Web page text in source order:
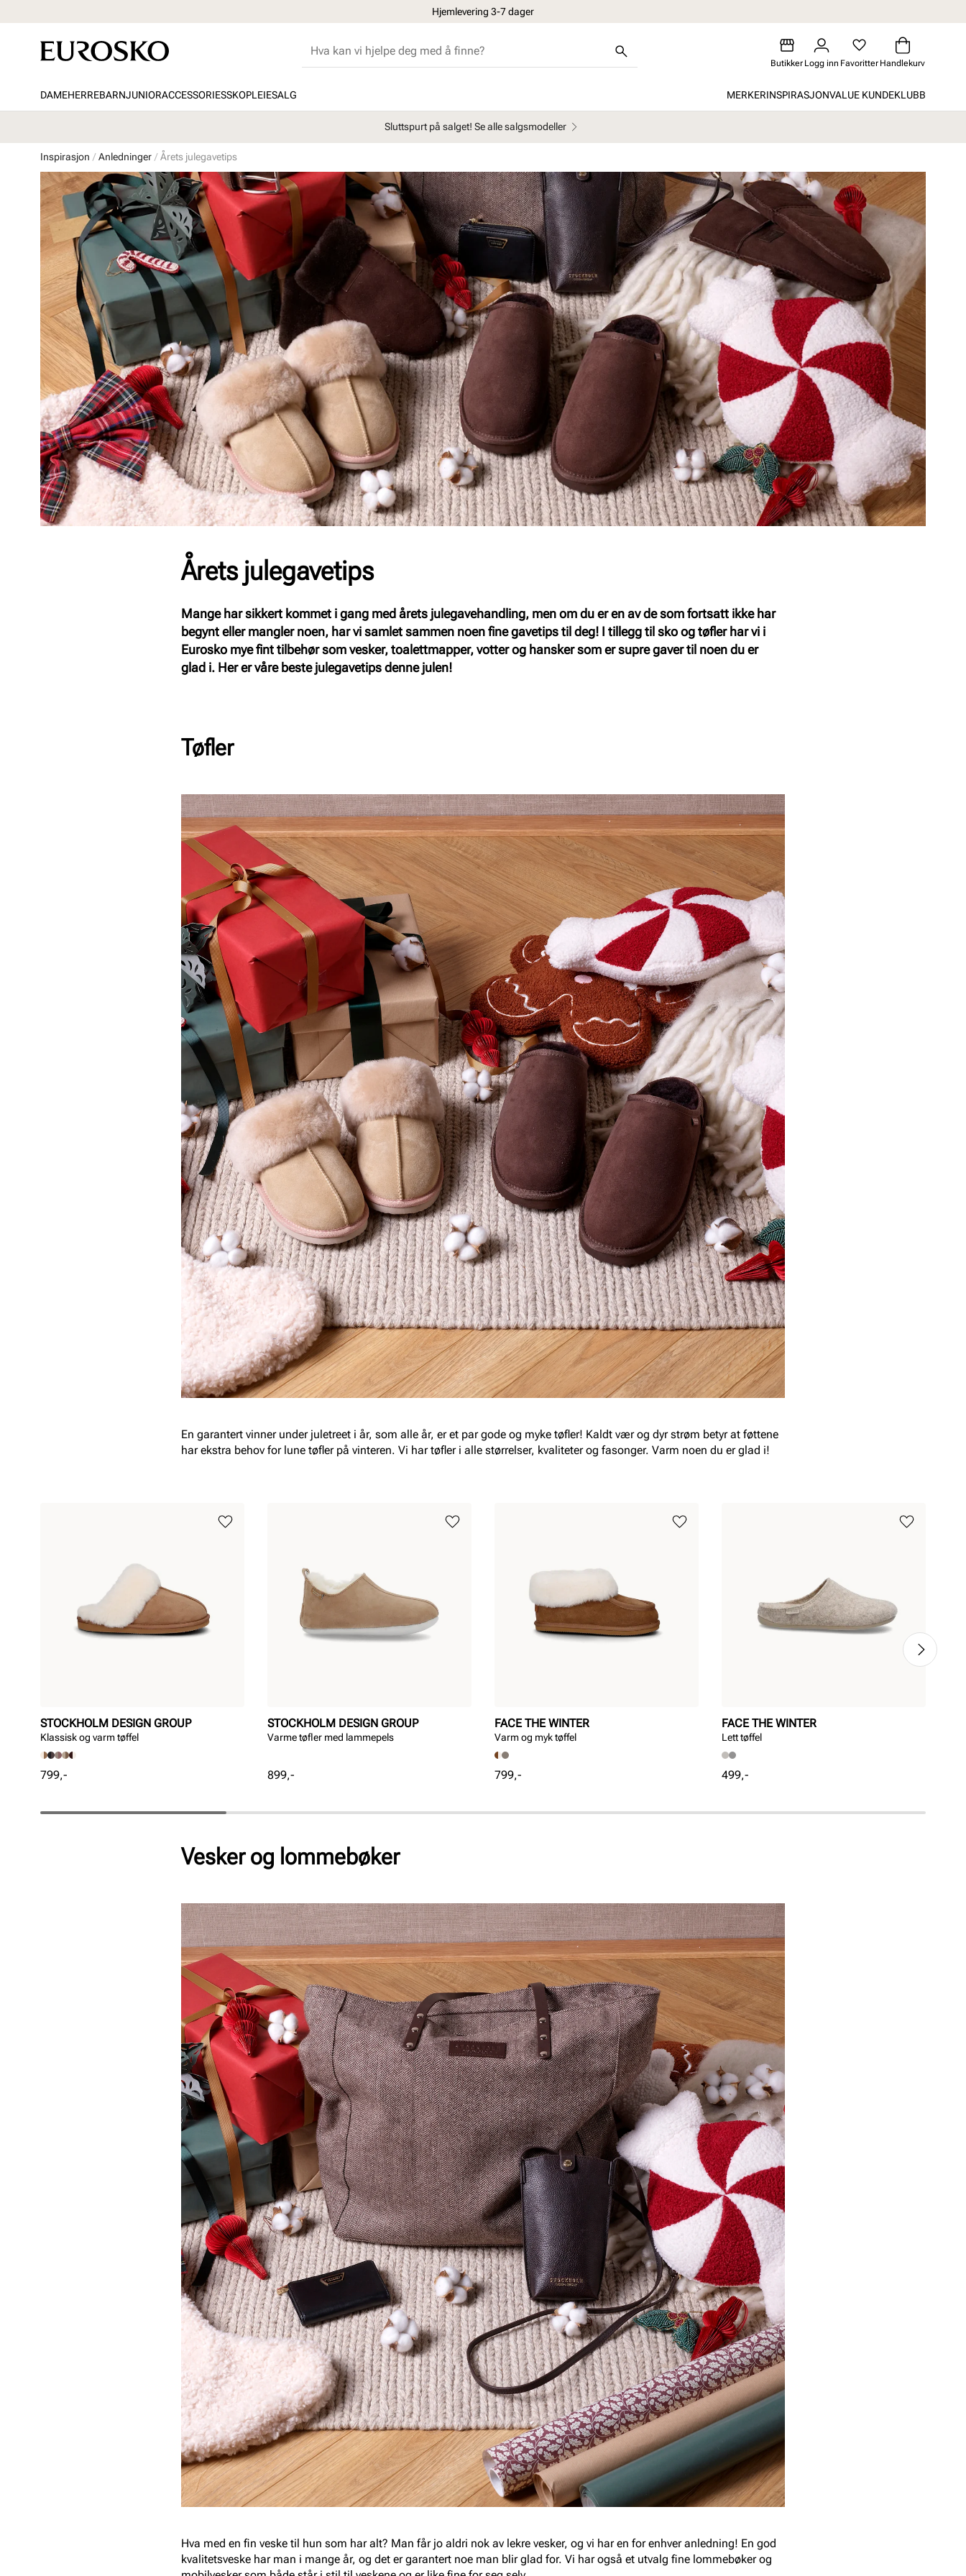
30 dagers åpent kjøp
Butikker Logg inn Favoritter Handlekurv
DAMEHERREBARNJUNIORACCESSORIESSKOPLEIESALG MERKERINSPIRASJONVALUE KUNDEKLUBB
Sluttspurt på salget! Se alle salgsmodeller
Inspirasjon Anledninger Årets julegavetips
Årets julegavetips
Mange har sikkert kommet i gang med årets julegavehandling, men om du er en av de som fortsatt ikke har
begynt eller mangler noen, har vi samlet sammen noen fine gavetips til deg! I tillegg til sko og tøfler har vi i
Eurosko mye fint tilbehør som vesker, toalettmapper, votter og hansker som er supre gaver til noen du er
glad i. Her er våre beste julegavetips denne julen!
Tøfler
En garantert vinner under juletreet i år, som alle år, er et par gode og myke tøfler! Kaldt vær og dyr strøm betyr at føttene
har ekstra behov for lune tøfler på vinteren. Vi har tøfler i alle størrelser, kvaliteter og fasonger. Varm noen du er glad i!
STOCKHOLM DESIGN GROUP
Klassisk og varm tøffel
Pris
799,-
STOCKHOLM DESIGN GROUP
Varme tøfler med lammepels
Pris
899,-
FACE THE WINTER
Varm og myk tøffel
Pris
799,-
FACE THE WINTER
Lett tøffel
Pris
499,-
Vesker og lommebøker
Hva med en fin veske til hun som har alt? Man får jo aldri nok av lekre vesker, og vi har en for enhver anledning! En god
kvalitetsveske har man i mange år, og det er garantert noe man blir glad for. Vi har også et utvalg fine lommebøker og